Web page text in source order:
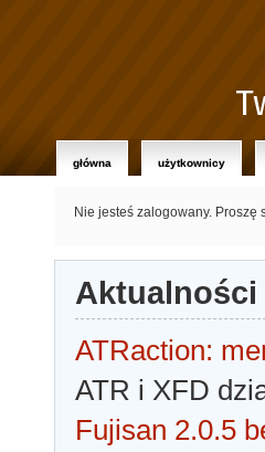
główna użytkownicy
Nie jesteś zalogowany. Proszę
Aktualności
ATRaction:
ATR i XFD
Fujisan 2.0.5